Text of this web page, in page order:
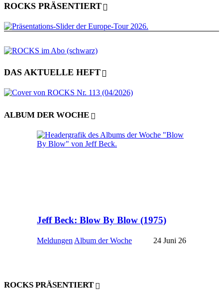
ROCKS PRÄSENTIERT
DAS AKTUELLE HEFT
ALBUM DER WOCHE
Jeff Beck: Blow By Blow (1975)
Meldungen Album der Woche 24 Juni 26
ROCKS PRÄSENTIERT